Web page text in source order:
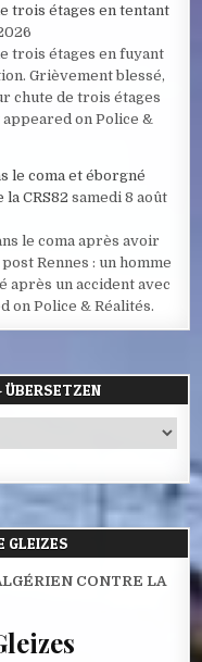
trois étages en tentant
trois étages en fuyant
Grièvement blessé,
chute de trois étages
on Police &
le coma et éborgné
CRS82 samedi 8 août
le coma après avoir
Rennes : un homme
après un accident avec
on Police & Réalités.
ÜBERSETZEN
GLEIZES
CONTRE LA